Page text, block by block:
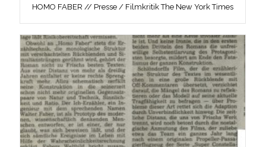
HOMO FABER // Presse / Filmkritik The New York Times